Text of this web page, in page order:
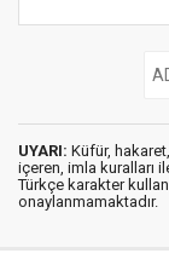
UYARI: Küfür,
içeren, imla kuralları
Türkçe karakter
onaylanmamaktadır.